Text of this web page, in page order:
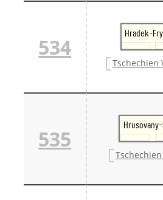
534
Hradek-
Tschechien
535